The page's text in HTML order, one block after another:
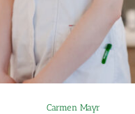
Carmen Mayr